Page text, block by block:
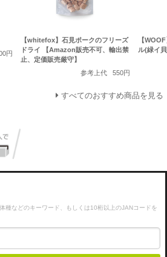
円
【whitefox】石見ポークのフリーズ
ドライ 【Amazon販売不可、輸出禁
止、定価販売厳守】
参考上代
550円
【
ル(緑イ
すべてのおすすめ商品を見る
種などのキーワード、もしくは10桁以上のJANコードを